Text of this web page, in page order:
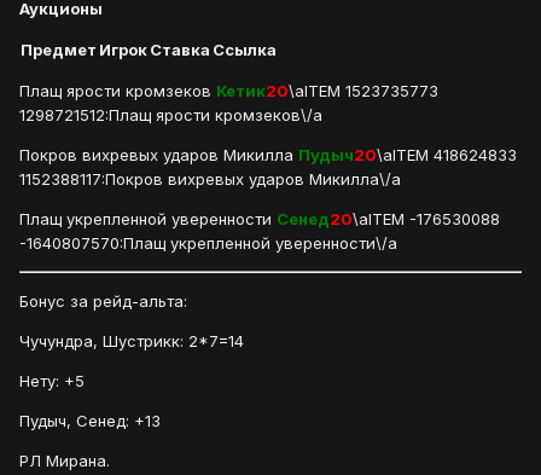
Аукционы
Предмет ИгрокСтавка Ссылка
Плащ ярости кромзеков Кетик20\aITEM 1523735773
1298721512:Плащ ярости кромзеков\/a
Покров вихревых ударов Микилла Пудыч20\aITEM 418624833
1152388117:Покров вихревых ударов Микилла\/a
Плащ укрепленной уверенности Сенед20\aITEM -176530088
-1640807570:Плащ укрепленной уверенности\/a
Бонус за рейд-альта:
Чучундра, Шустрикк: 2*7=14
Нету: +5
Пудыч, Сенед: +13
РЛ Мирана.